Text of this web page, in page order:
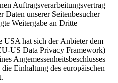
Auftragsverarbeitungsvertrag
Daten unserer Seitenbesucher
Weitergabe an Dritte
USA hat sich der Anbieter dem
US Data Privacy Framework)
Angemessenheitsbeschlusses
Einhaltung des europäischen